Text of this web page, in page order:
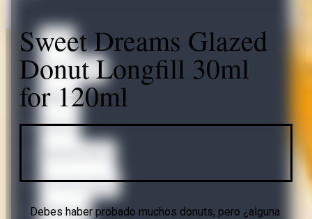
Todo
Accessories
Bases
Bases
Omerta Liquids
Abstract
Sweet Dreams Glazed
Donut Longfill 30ml
for 120ml
Debes haber probado muchos donuts, pero ¿alguna